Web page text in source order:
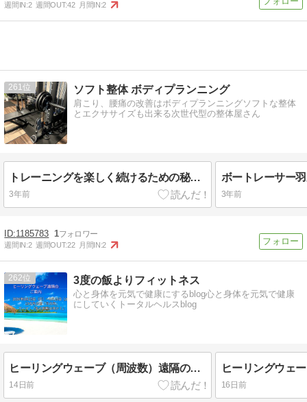
週間IN:2 週間OUT:42 月間IN:2
261 ソフト整体 ボディプランニング
肩こり、腰痛の改善はボディプランニングソフトな整体
とエクササイズも出来る次世代型の整体屋さん
トレーニングを楽しく続けるための秘訣とは？
3年前 3年前
1185783 1
週間IN:2 週間OUT:22 月間IN:2
262 3度の飯よりフィットネス
心と身体を元気で健康にするblog心と身体を元気で健康
にしていくトータルヘルスblog
ヒーリングウェーブ（周波数）遠隔のご案内 2026年8月23日（日）～9月19日（土）
14日前 16日前